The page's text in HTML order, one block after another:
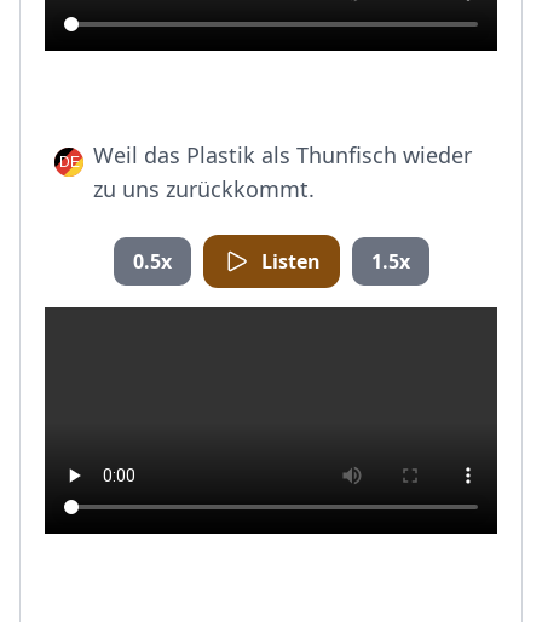
Weil das Plastik als Thunfisch wieder
zu uns zurückkommt.
0.5x Listen 1.5x